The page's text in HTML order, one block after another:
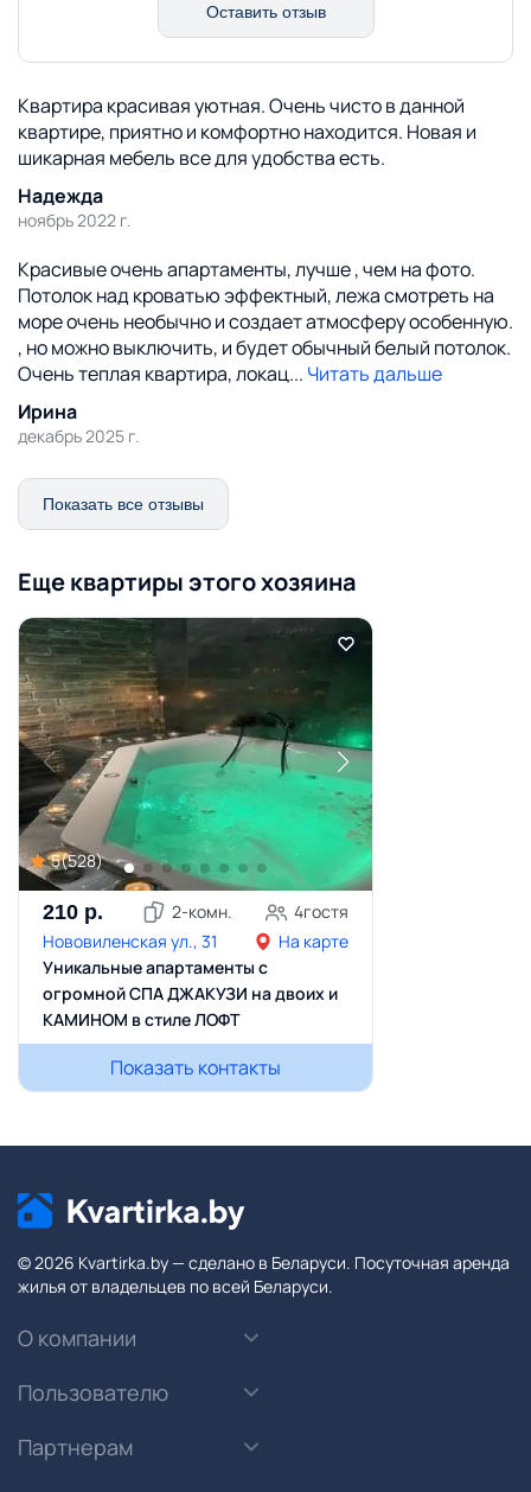
Оставить отзыв
Квартира красивая уютная. Очень чисто в данной
квартире, приятно и комфортно находится. Новая и
шикарная мебель все для удобства есть.
Надежда
ноябрь 2022 г.
Красивые очень апартаменты, лучше , чем на фото.
Потолок над кроватью эффектный, лежа смотреть на
море очень необычно и создает атмосферу особенную.
, но можно выключить, и будет обычный белый потолок.
Очень теплая квартира, локац... Читать дальше
Ирина
декабрь 2025 г.
Показать все отзывы
Еще квартиры этого хозяина
5(528)
210 р. 2-комн. 4гостя
Нововиленская ул., 31
На карте
Уникальные апартаменты с
огромной СПА ДЖАКУЗИ на двоих и
КАМИНОМ в стиле ЛОФТ
Показать контакты
© 2026 Kvartirka.by — сделано в Беларуси. Посуточная аренда
жилья от владельцев по всей Беларуси.
О компании
Пользователю
Партнерам